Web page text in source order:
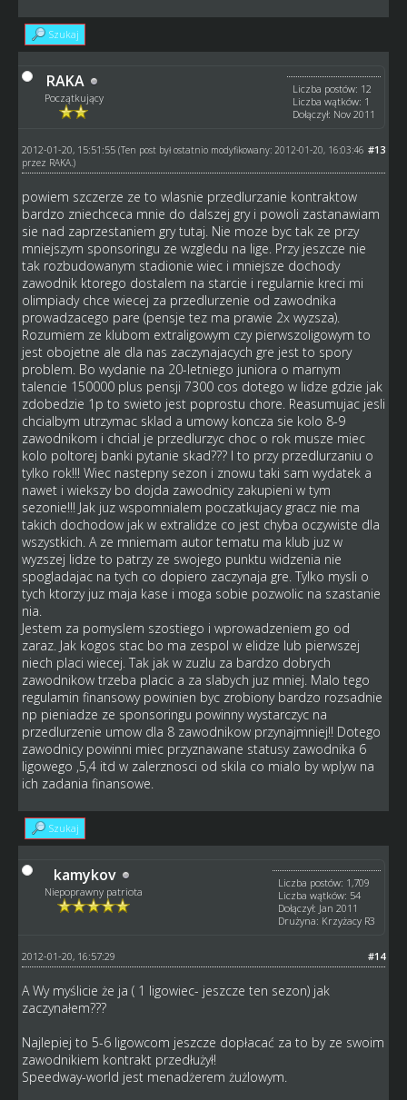
Szukaj
RAKA
Początkujący
Liczba postów: 12
Liczba wątków: 1
Dołączył: Nov 2011
#13
2012-01-20, 15:51:55 (Ten post był ostatnio modyfikowany: 2012-01-20, 16:03:46
przez RAKA.)
powiem szczerze ze to wlasnie przedlurzanie kontraktow
bardzo zniechceca mnie do dalszej gry i powoli zastanawiam
sie nad zaprzestaniem gry tutaj. Nie moze byc tak ze przy
mniejszym sponsoringu ze wzgledu na lige. Przy jeszcze nie
tak rozbudowanym stadionie wiec i mniejsze dochody
zawodnik ktorego dostalem na starcie i regularnie kreci mi
olimpiady chce wiecej za przedlurzenie od zawodnika
prowadzacego pare (pensje tez ma prawie 2x wyzsza).
Rozumiem ze klubom extraligowym czy pierwszoligowym to
jest obojetne ale dla nas zaczynajacych gre jest to spory
problem. Bo wydanie na 20-letniego juniora o marnym
talencie 150000 plus pensji 7300 cos dotego w lidze gdzie jak
zdobedzie 1p to swieto jest poprostu chore. Reasumujac jesli
chcialbym utrzymac sklad a umowy koncza sie kolo 8-9
zawodnikom i chcial je przedlurzyc choc o rok musze miec
kolo poltorej banki pytanie skad??? I to przy przedlurzaniu o
tylko rok!!! Wiec nastepny sezon i znowu taki sam wydatek a
nawet i wiekszy bo dojda zawodnicy zakupieni w tym
sezonie!!! Jak juz wspomnialem poczatkujacy gracz nie ma
takich dochodow jak w extralidze co jest chyba oczywiste dla
wszystkich. A ze mniemam autor tematu ma klub juz w
wyzszej lidze to patrzy ze swojego punktu widzenia nie
spogladajac na tych co dopiero zaczynaja gre. Tylko mysli o
tych ktorzy juz maja kase i moga sobie pozwolic na szastanie
nia.
Jestem za pomyslem szostiego i wprowadzeniem go od
zaraz. Jak kogos stac bo ma zespol w elidze lub pierwszej
niech placi wiecej. Tak jak w zuzlu za bardzo dobrych
zawodnikow trzeba placic a za slabych juz mniej. Malo tego
regulamin finansowy powinien byc zrobiony bardzo rozsadnie
np pieniadze ze sponsoringu powinny wystarczyc na
przedlurzenie umow dla 8 zawodnikow przynajmniej!! Dotego
zawodnicy powinni miec przyznawane statusy zawodnika 6
ligowego ,5,4 itd w zalerznosci od skila co mialo by wplyw na
ich zadania finansowe.
Szukaj
kamykov
Niepoprawny patriota
Liczba postów: 1,709
Liczba wątków: 54
Dołączył: Jan 2011
Drużyna: Krzyżacy R3
#14
2012-01-20, 16:57:29
A Wy myślicie że ja ( 1 ligowiec- jeszcze ten sezon) jak
zaczynałem???
Najlepiej to 5-6 ligowcom jeszcze dopłacać za to by ze swoim
zawodnikiem kontrakt przedłużył!
Speedway-world jest menadżerem żużlowym.